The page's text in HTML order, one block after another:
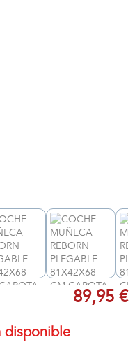
89,95 €
disponible